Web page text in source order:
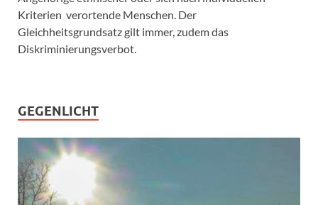
Kriterien verortende Menschen. Der
Gleichheitsgrundsatz gilt immer, zudem das
Diskriminierungsverbot.
GEGENLICHT